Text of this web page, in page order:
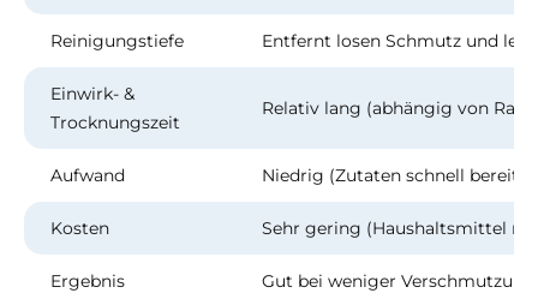
Reinigungstiefe Entfernt losen Schmutz und
Einwirk- &
Trocknungszeit
Relativ lang (abhängig von
Aufwand Niedrig (Zutaten schnell bereit,
Kosten Sehr gering (Haushaltsmittel
Ergebnis Gut bei weniger